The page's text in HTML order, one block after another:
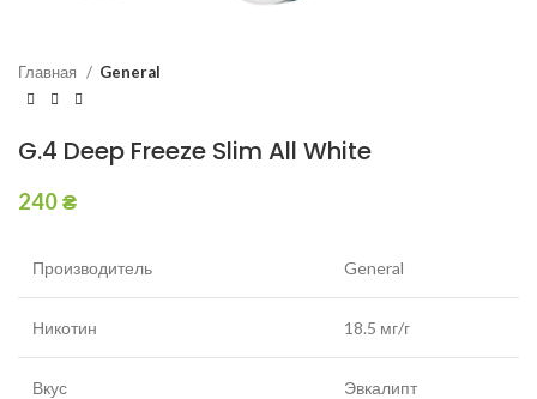
Главная General
G.4 Deep Freeze Slim All White
240₴
Производитель General
Никотин 18.5 мг/г
Вкус Эвкалипт